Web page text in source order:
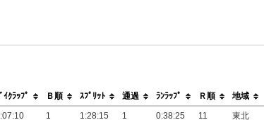
ｲｸﾗｯﾌﾟ Ｂ順 ｽﾌﾟﾘｯﾄ 通過 ﾗﾝﾗｯﾌﾟ Ｒ順 地域
1 1:28:15 1 0:38:25 11 東北